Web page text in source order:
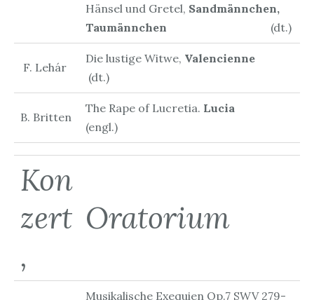
Hänsel und Gretel, Sandmännchen,
Taumännchen (dt.)
F. Lehár
Die lustige Witwe, Valencienne
(dt.)
B. Britten
The Rape of Lucretia. Lucia
(engl.)
Kon
zert
,
Oratorium
Musikalische Exequien Op.7 SWV 279-